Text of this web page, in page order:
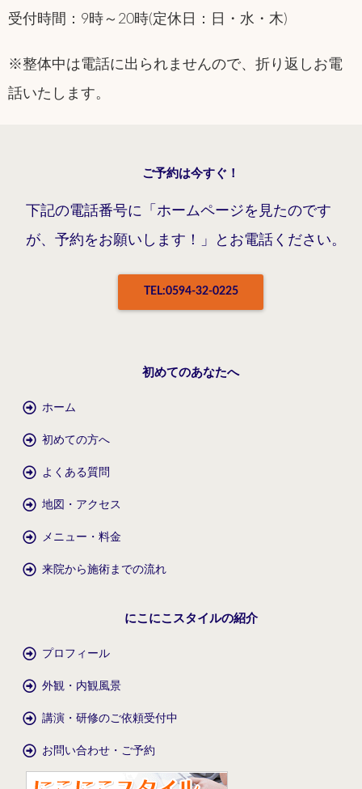
受付時間：9時～20時(定休日：日・水・木)
※整体中は電話に出られませんので、折り返しお電
話いたします。
ご予約は今すぐ！
下記の電話番号に「ホームページを見たのです
が、予約をお願いします！」とお電話ください。
TEL:0594-32-0225
初めてのあなたへ
ホーム
初めての方へ
よくある質問
地図・アクセス
メニュー・料金
来院から施術までの流れ
にこにこスタイルの紹介
プロフィール
外観・内観風景
講演・研修のご依頼受付中
お問い合わせ・ご予約